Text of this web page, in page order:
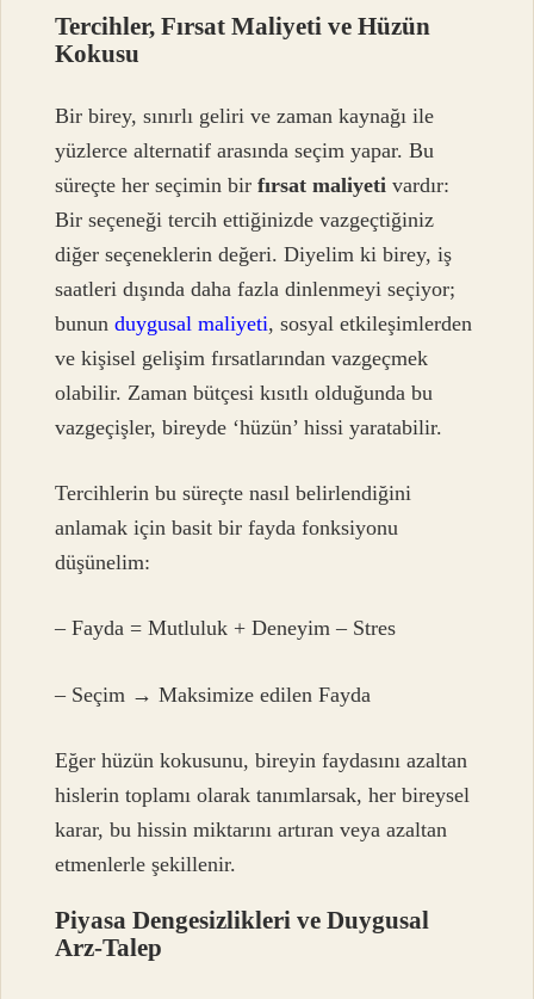
Tercihler, Fırsat Maliyeti ve Hüzün
Kokusu
Bir birey, sınırlı geliri ve zaman kaynağı ile
yüzlerce alternatif arasında seçim yapar. Bu
süreçte her seçimin birfırsat maliyeti vardır:
Bir seçeneği tercih ettiğinizde vazgeçtiğiniz
diğer seçeneklerin değeri. Diyelim ki birey, iş
saatleri dışında daha fazla dinlenmeyi seçiyor;
bununduygusal maliyeti, sosyal etkileşimlerden
ve kişisel gelişim fırsatlarından vazgeçmek
olabilir. Zaman bütçesi kısıtlı olduğunda bu
vazgeçişler, bireyde ‘hüzün’ hissi yaratabilir.
Tercihlerin bu süreçte nasıl belirlendiğini
anlamak için basit bir fayda fonksiyonu
düşünelim:
– Fayda = Mutluluk + Deneyim – Stres
– Seçim → Maksimize edilen Fayda
Eğer hüzün kokusunu, bireyin faydasını azaltan
hislerin toplamı olarak tanımlarsak, her bireysel
karar, bu hissin miktarını artıran veya azaltan
etmenlerle şekillenir.
Piyasa Dengesizlikleri ve Duygusal
Arz-Talep